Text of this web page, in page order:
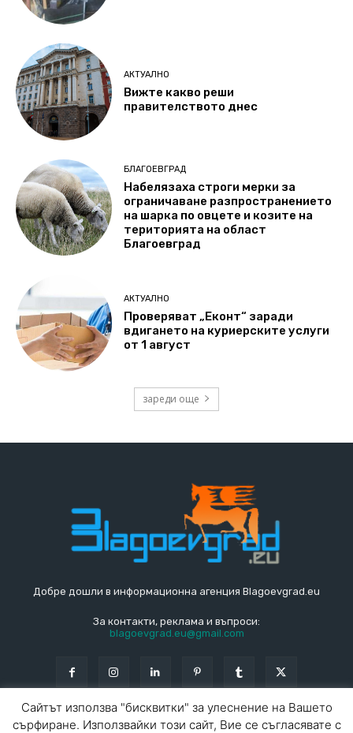
АКТУАЛНО
Вижте какво реши
правителството днес
БЛАГОЕВГРАД
Набелязаха строги мерки за
ограничаване разпространението
на шарка по овцете и козите на
територията на област
Благоевград
АКТУАЛНО
Проверяват „Еконт“ заради
вдигането на куриерските услуги
от 1 август
зареди още
Добре дошли в информационна агенция Blagoevgrad.eu
За контакти, реклама и въпроси:
blagoevgrad.eu@gmail.com
Сайтът използва "бисквитки" за улеснение на Вашето
сърфиране. Използвайки този сайт, Вие се съгласявате с